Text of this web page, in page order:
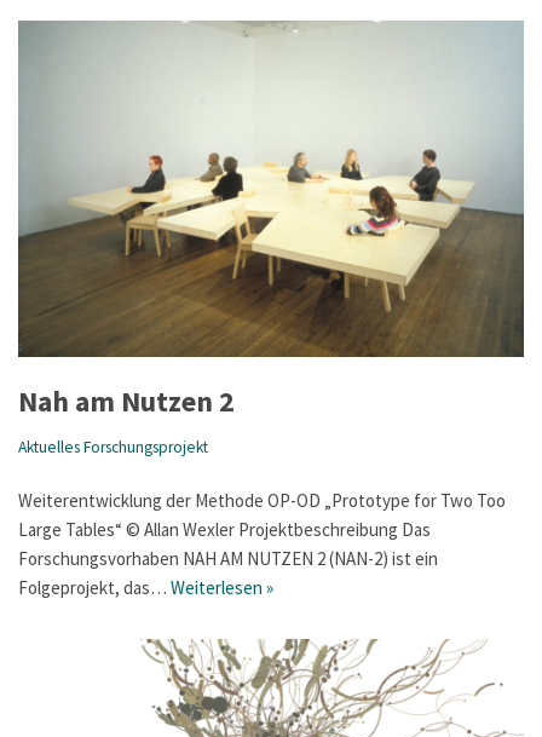
Nah am Nutzen 2
Aktuelles Forschungsprojekt
Weiterentwicklung der Methode OP-OD „Prototype for Two Too
Large Tables“ © Allan Wexler Projektbeschreibung Das
Forschungsvorhaben NAH AM NUTZEN 2 (NAN-2) ist ein
Folgeprojekt, das… Weiterlesen »